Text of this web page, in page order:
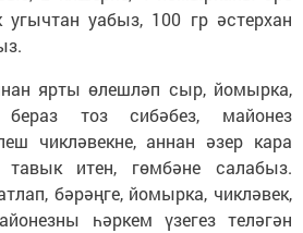
уабыз, 100 гр әстерхан
ярты өлешләп сыр, йомырка,
бераз тоз сибәбез, майонез
чикләвекне, аннан әзер кара
тавык итен, гөмбәне салабыз.
бәрәңге, йомырка, чикләвек,
һәркем үзегез теләгән